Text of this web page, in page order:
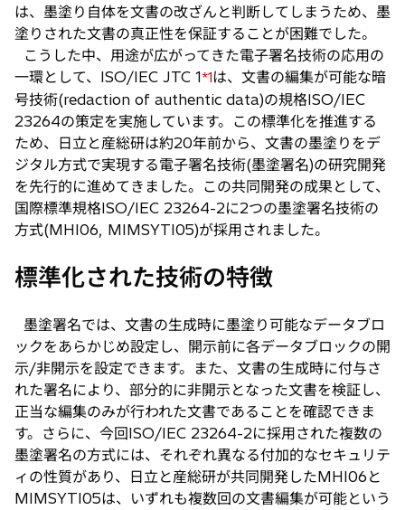
は、墨塗り自体を文書の改ざんと判断してしまうため、墨
塗りされた文書の真正性を保証することが困難でした。
こうした中、用途が広がってきた電子署名技術の応用の
一環として、ISO/IEC JTC 1*1は、文書の編集が可能な暗
号技術(redaction of authentic data)の規格ISO/IEC
23264の策定を実施しています。この標準化を推進する
ため、日立と産総研は約20年前から、文書の墨塗りをデ
ジタル方式で実現する電子署名技術(墨塗署名)の研究開発
を先行的に進めてきました。この共同開発の成果として、
国際標準規格ISO/IEC 23264-2に2つの墨塗署名技術の
方式(MHI06, MIMSYTI05)が採用されました。
標準化された技術の特徴
墨塗署名では、文書の生成時に墨塗り可能なデータブロ
ックをあらかじめ設定し、開示前に各データブロックの開
示/非開示を設定できます。また、文書の生成時に付与さ
れた署名により、部分的に非開示となった文書を検証し、
正当な編集のみが行われた文書であることを確認できま
す。さらに、今回ISO/IEC 23264-2に採用された複数の
墨塗署名の方式には、それぞれ異なる付加的なセキュリテ
ィの性質があり、日立と産総研が共同開発したMHI06と
MIMSYTI05は、いずれも複数回の文書編集が可能という